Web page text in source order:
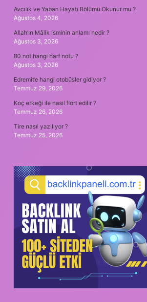
Avcılık ve Yaban Hayatı Bölümü Okunur mu ?
Ağustos 4, 2026
Allah’ın Mâlik isminin anlamı nedir ?
Ağustos 3, 2026
80 not hangi harf notu ?
Ağustos 3, 2026
Edremit’e hangi otobüsler gidiyor ?
Temmuz 29, 2026
Koç erkeği ile nasıl flört edilir ?
Temmuz 26, 2026
Tire nasıl yazılıyor ?
Temmuz 25, 2026